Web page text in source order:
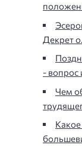
Декрет
- вопрос
Чем